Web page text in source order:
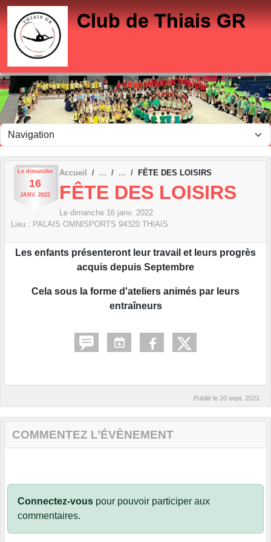
Club de Thiais GR
Le dimanche
16
JANV. 2022
Accueil FÊTE DES LOISIRS
FÊTE DES LOISIRS
Le dimanche 16 janv. 2022
Lieu : PALAIS OMNISPORTS 94320 THIAIS
Les enfants présenteront leur travail et leurs progrès
acquis depuis Septembre
Cela sous la forme d'ateliers animés par leurs
entraîneurs
Publié le 20 sept. 2021
COMMENTEZ L’ÉVÈNEMENT
Connectez-vous pour pouvoir participer aux
commentaires.
Panneau de gestion des cookies